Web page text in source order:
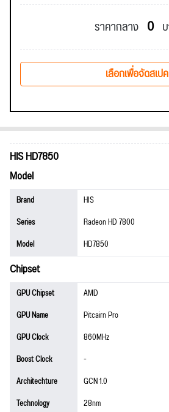
ราคากลาง 0
เลือกเพื่อจัดสเปค
HIS HD7850
Model
Brand
HIS
Series
Radeon HD 7800
Model
HD7850
Chipset
GPU Chipset
AMD
GPU Name
Pitcairn Pro
GPU Clock
860MHz
Boost Clock
-
Architechture
GCN 1.0
Technology
28nm